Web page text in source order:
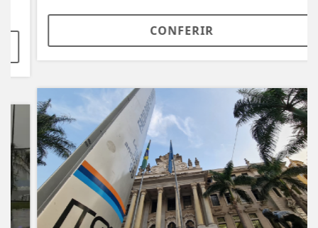
CONFERIR